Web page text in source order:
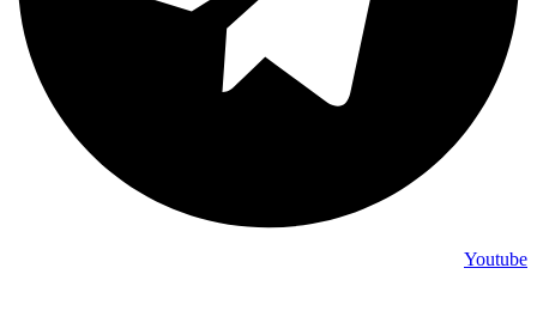
Youtube